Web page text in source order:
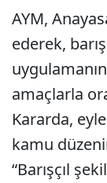
AYM,
ederek,
amaçlarla
Kararda,
kamu
“Barışçıl